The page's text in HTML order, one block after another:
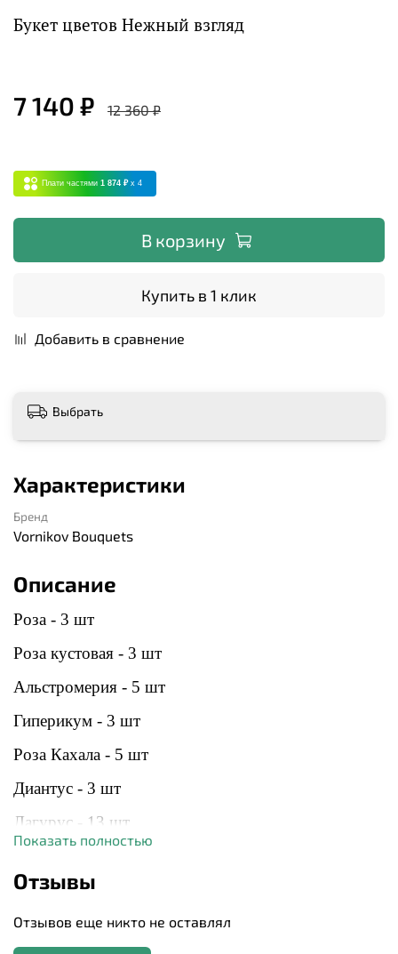
Букет цветов Нежный взгляд
7 140 ₽ 12 360 ₽
Плати частями 1 874 ₽ x 4
В корзину
Купить в 1 клик
Добавить в сравнение
Выбрать
Характеристики
Бренд
Vornikov Bouquets
Описание
Роза - 3 шт
Роза кустовая - 3 шт
Альстромерия - 5 шт
Гиперикум - 3 шт
Роза Кахала - 5 шт
Диантус - 3 шт
Лагурус - 13 шт
Все упаковано в стильную корейскую пленку и
тишью
К сожалению, мы не всегда можем гарантировать абсолютную
Показать полностью
Отзывы
Отзывов еще никто не оставлял